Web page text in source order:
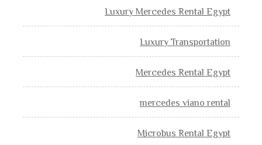
Luxury Mercedes Rental Egypt
Luxury Transportation
Mercedes Rental Egypt
mercedes viano rental
Microbus Rental Egypt